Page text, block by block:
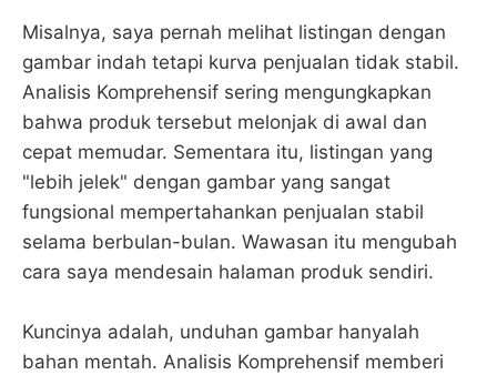
Misalnya, saya pernah melihat listingan dengan
gambar indah tetapi kurva penjualan tidak stabil.
Analisis Komprehensif sering mengungkapkan
bahwa produk tersebut melonjak di awal dan
cepat memudar. Sementara itu, listingan yang
"lebih jelek" dengan gambar yang sangat
fungsional mempertahankan penjualan stabil
selama berbulan-bulan. Wawasan itu mengubah
cara saya mendesain halaman produk sendiri.
Kuncinya adalah, unduhan gambar hanyalah
bahan mentah. Analisis Komprehensif memberi